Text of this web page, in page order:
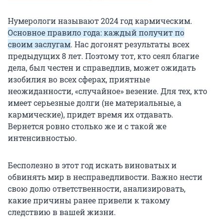
Нумерологи называют 2024 год кармическим.
Основное правило года: каждый получит по
своим заслугам. Нас догонят результаты всех
предыдущих 8 лет. Поэтому тот, кто сеял благие
дела, был честен и справедлив, может ожидать
изобилия во всех сферах, приятные
неожиданности, «случайное» везение. Для тех, кто
имеет серьезные долги (не материальные, а
кармические), придет время их отдавать.
Вернется ровно столько же и с такой же
интенсивностью.
Бесполезно в этот год искать виноватых и
обвинять мир в несправедливости. Важно нести
свою долю ответственности, анализировать,
какие причины ранее привели к такому
следствию в вашей жизни.